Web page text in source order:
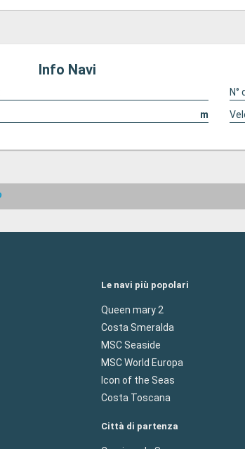
Info Navi
N°
m
Le navi più popolari
Queen mary 2
Costa Smeralda
MSC Seaside
MSC World Europa
Icon of the Seas
Costa Toscana
Città di partenza